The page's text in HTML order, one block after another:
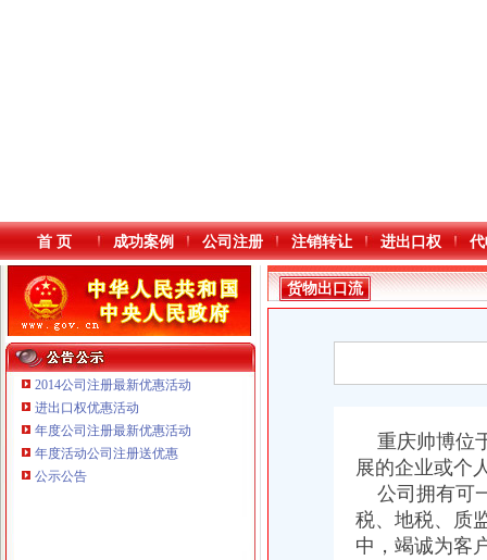
本站导航
首 页 成功案例 公司注册 注销转让 进出口权
2014公司注册最新优惠活动
进出口权优惠活动
年度公司注册最新优惠活动
年度活动公司注册送优惠
公示公告
重庆鸽牌电线电缆有限公司 渝北10010万 (进出口权)
货物出口流
程
重庆帅博位
展的企业或个
公司拥有可
税、地税、质
中，竭诚为客